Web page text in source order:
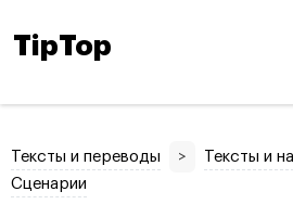
TipTop
Тексты и переводы > Тексты и
Сценарии